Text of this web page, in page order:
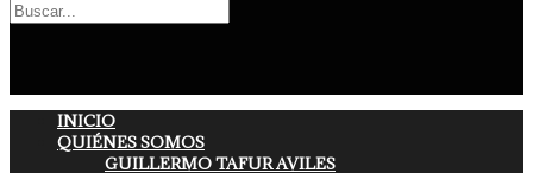
INICIO
QUIÉNES SOMOS
GUILLERMO TAFUR AVILES